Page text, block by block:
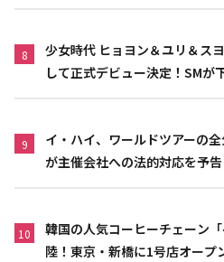
8
少女時代 ヒョヨン＆ユリ＆ス
して正式デビュー決定！SMが
9
イ・ハイ、ワールドツアーの
が主催会社への法的対応を予告
10
韓国の人気コーヒーチェーン
陸！東京・新橋に1号店オー